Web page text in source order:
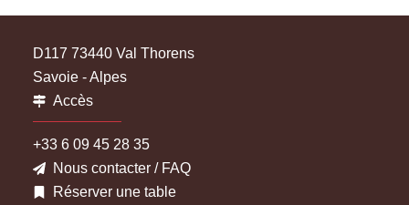
D117 73440 Val Thorens
Savoie - Alpes
Accès
+33 6 09 45 28 35
Nous contacter / FAQ
Réserver une table